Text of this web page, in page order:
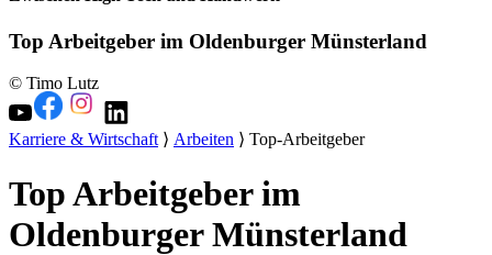
Top Arbeitgeber im Oldenburger Münsterland
© Timo Lutz
Karriere & Wirtschaft⟩ Arbeiten ⟩ Top-Arbeitgeber
Top Arbeitgeber im
Oldenburger Münsterland